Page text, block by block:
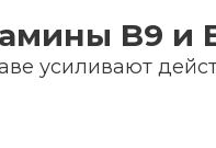
B9 и
усиливают